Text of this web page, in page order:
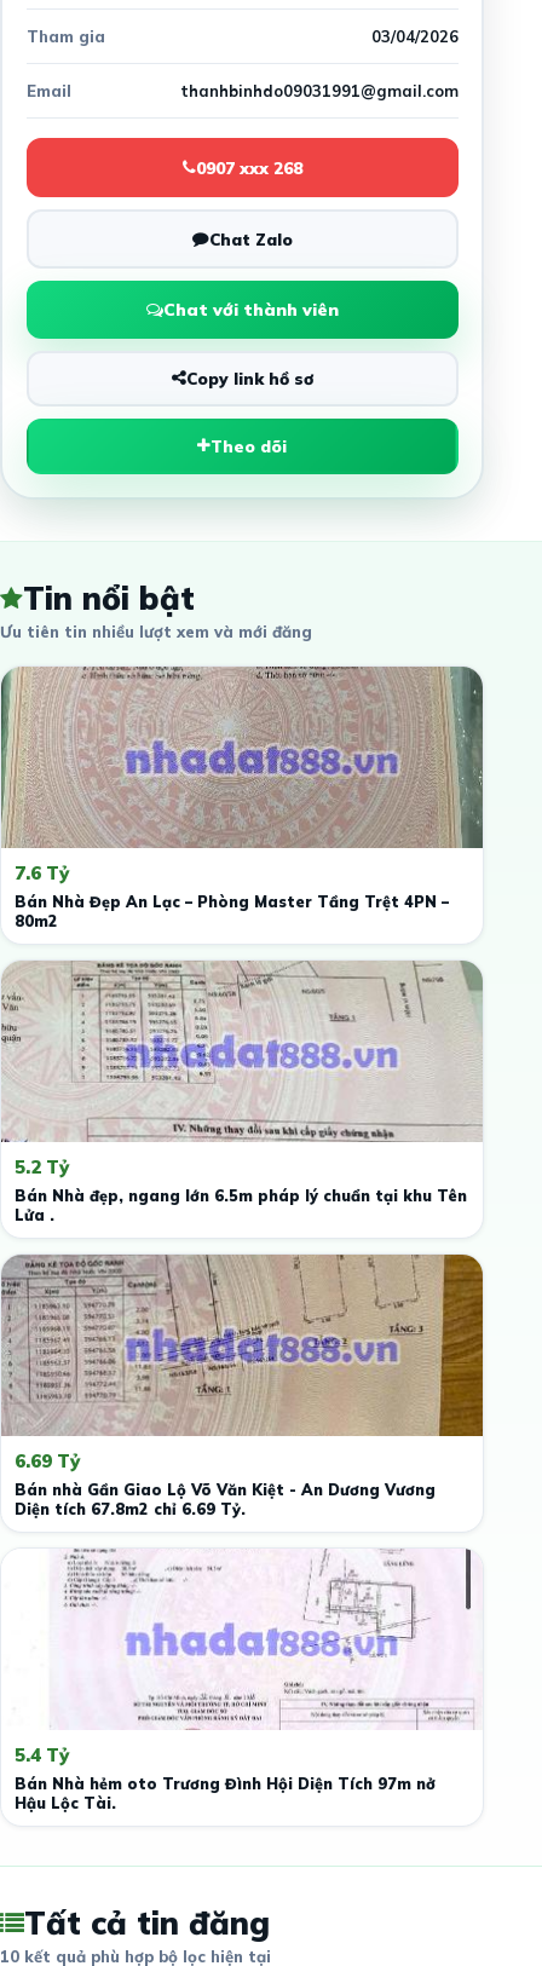
Tham gia 03/04/2026
Email thanhbinhdo09031991@gmail.com
0907 xxx 268
Chat Zalo
Chat với thành viên
Copy link hồ sơ
Theo dõi
Tin nổi bật
Ưu tiên tin nhiều lượt xem và mới đăng
7.6 Tỷ
Bán Nhà Đẹp An Lạc – Phòng Master Tầng Trệt 4PN –
80m2
5.2 Tỷ
Bán Nhà đẹp, ngang lớn 6.5m pháp lý chuẩn tại khu Tên
Lửa .
6.69 Tỷ
Bán nhà Gần Giao Lộ Võ Văn Kiệt - An Dương Vương
Diện tích 67.8m2 chỉ 6.69 Tỷ.
5.4 Tỷ
Bán Nhà hẻm oto Trương Đình Hội Diện Tích 97m nở
Hậu Lộc Tài.
Tất cả tin đăng
10 kết quả phù hợp bộ lọc hiện tại